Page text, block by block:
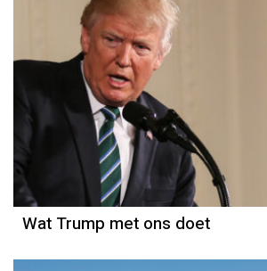
Wat Trump met ons doet